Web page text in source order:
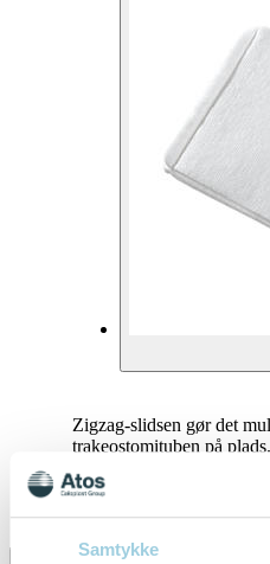
Samtykke
Zigzag-slidsen gør det
trakeostomituben på